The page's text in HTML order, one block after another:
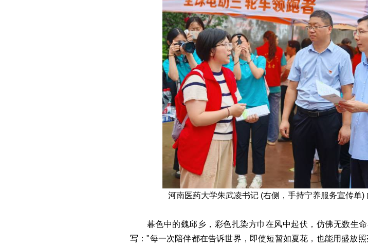
河南医药大学朱武凌书记 (右侧，手持宁养服务宣传单)
暮色中的魏邱乡，彩色扎染方巾在风中起伏，仿佛无数生
写："每一次陪伴都在告诉世界，即使短暂如夏花，也能用盛放